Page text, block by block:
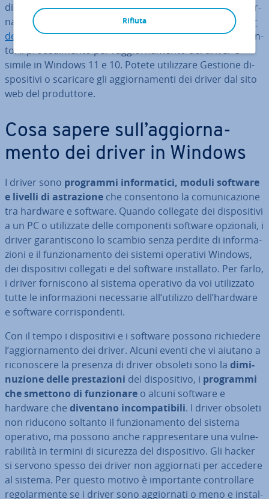
di recente o obsoleti potrebbe essere ne­ces­sa­rio ag­gior­
na­re alcuni driver im­por­tan­ti, come ad esempio il
driver
della scheda grafica, per ga­ran­tir­ne il buon fun­zio­na­men­
to. Il pro­ce­di­men­to per l’ag­gior­na­men­to dei driver è
simile in Windows 11 e 10. Potete uti­liz­za­re Gestione di­
spo­si­ti­vi o scaricare gli ag­gior­na­men­ti dei driver dal sito
web del pro­dut­to­re.
Cosa sapere sull’ag­gior­na­
men­to dei driver in Windows
I driver sono programmi in­for­ma­ti­ci, moduli software
e livelli di astra­zio­ne che con­sen­to­no la co­mu­ni­ca­zio­ne
tra hardware e software. Quando collegate dei di­spo­si­ti­vi
a un PC o uti­liz­za­te delle com­po­nen­ti software opzionali, i
driver ga­ran­ti­sco­no lo scambio senza perdite di in­for­ma­
zio­ni e il fun­zio­na­men­to dei sistemi operativi Windows,
dei di­spo­si­ti­vi collegati e del software in­stal­la­to. Per farlo,
i driver for­ni­sco­no al sistema operativo da voi uti­liz­za­to
tutte le in­for­ma­zio­ni ne­ces­sa­rie all’utilizzo dell’hardware
e software cor­ri­spon­den­ti.
Con il tempo i di­spo­si­ti­vi e i software possono ri­chie­de­re
l’ag­gior­na­men­to dei driver. Alcuni eventi che vi aiutano a
ri­co­no­sce­re la presenza di driver obsoleti sono la di­mi­
nu­zio­ne delle pre­sta­zio­ni del di­spo­si­ti­vo, i programmi
che smettono di fun­zio­na­re o alcuni software e
hardware che diventano in­com­pa­ti­bi­li. I driver obsoleti
non riducono soltanto il fun­zio­na­men­to del sistema
operativo, ma possono anche rap­pre­sen­ta­re una vul­ne­
ra­bi­li­tà in termini di sicurezza del di­spo­si­ti­vo. Gli hacker
si servono spesso dei driver non ag­gior­na­ti per accedere
al sistema. Per questo motivo è im­por­tan­te con­trol­la­re
re­go­lar­men­te se i driver sono ag­gior­na­ti o meno e in­stal­
Rifiuta